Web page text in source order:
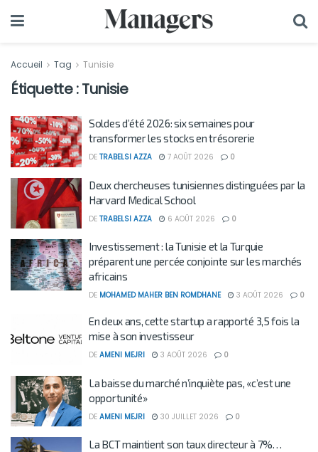
Accueil Tag Tunisie
Étiquette :Tunisie
Soldes d’été 2026: six semaines pour
transformer les stocks en trésorerie
DE TRABELSI AZZA 7 AOÛT 2026 0
Deux chercheuses tunisiennes distinguées par la
Harvard Medical School
DE TRABELSI AZZA 6 AOÛT 2026 0
Investissement : la Tunisie et la Turquie
préparent une percée conjointe sur les marchés
africains
DE MOHAMED MAHER BEN ROMDHANE 3 AOÛT 2026 0
En deux ans, cette startup a rapporté 3,5 fois la
mise à son investisseur
DE AMENI MEJRI 3 AOÛT 2026 0
La baisse du marché n’inquiète pas, «c’est une
opportunité»
DE AMENI MEJRI 30 JUILLET 2026 0
La BCT maintient son taux directeur à 7%…